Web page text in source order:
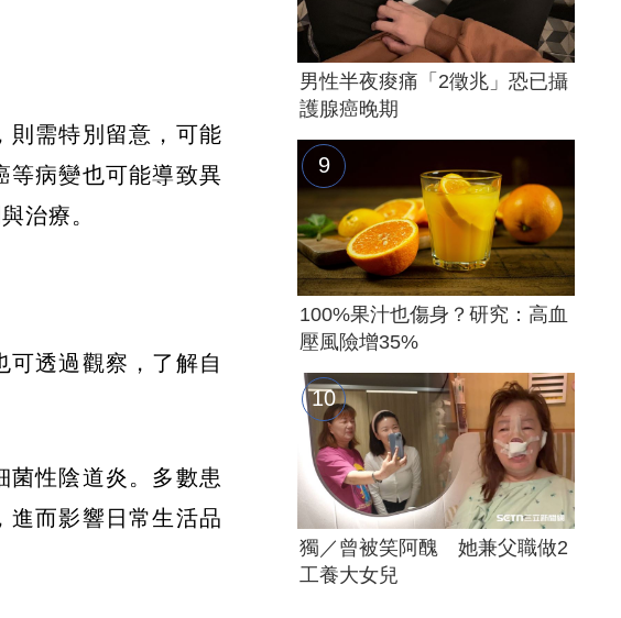
則需特別留意，可能
等病變也可能導致異
治療。
透過觀察，了解自
菌性陰道炎。多數患
進而影響日常生活品
男性半夜痠痛「2徵兆」恐已攝
護腺癌晚期
100%果汁也傷身？研究：高血
壓風險增35%
獨／曾被笑阿醜 她兼父職做2
工養大女兒